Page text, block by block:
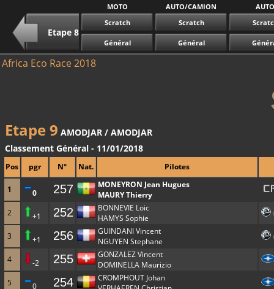
MOTO AUTO/CAMION AUTO
Etape 8
Scratch Scratch
Général Général
Africa Eco Race 2018
Etape 9 AMODJAR / AMODJAR
Classement Général - 11/01/2018
Pos pgr N° Nat. Pilotes
1 0 257
MONEYRON Jean Hugues
MAURY Thierry
2
+1 252
BONNEVIE Loic
HAMYS Sophie
3
+1 256
GUINDANI Vincent
NGUYEN Stephane
4
-2 255
GONZALEZ Vincent
DOMINELLA Maurizio
5
0 254
CROMPHOUT Johan